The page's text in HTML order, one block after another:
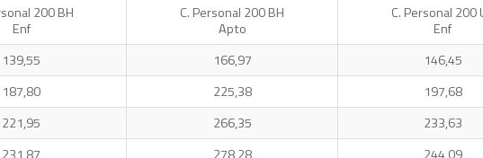
200 BH
Enf
C. Personal 200 BH
Apto
C. Personal 200
Enf
139,55 166,97 146,45
187,80 225,38 197,68
221,95 266,35 233,63